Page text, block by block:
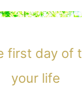
first day of
your life